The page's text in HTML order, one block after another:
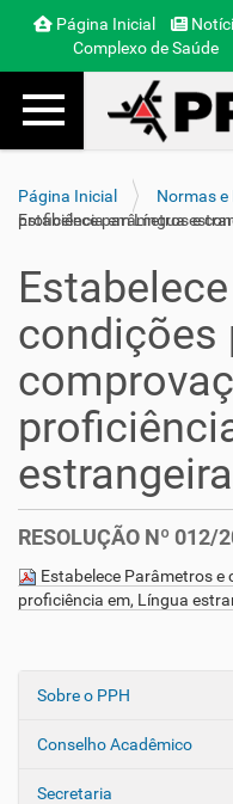
Página Inicial
Complexo de Saúde
Toggle navigation
Página Inicial
Normas
Estabelece parâmetros e condições para comprovação de proficiência em
N
e
Sobre o PPH
Conselho Acadêmico
Secretaria
condições
estrangeira
RESOLUÇÃO Nº 012/
Estabelece Parâmetros
proficiência em, Língua